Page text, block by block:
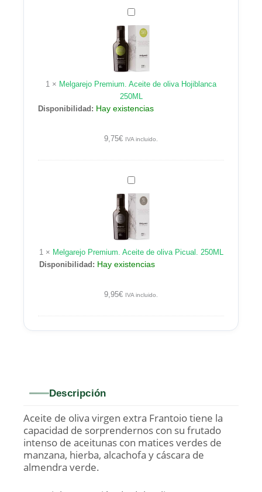
Melgarejo
Premium.
Aceite
de
oliva
Hojiblanca
250ML
1 × Melgarejo Premium. Aceite de oliva Hojiblanca
250ML
Disponibilidad: Hay existencias
9,75€ IVA incluido.
Melgarejo
Premium.
Aceite
de
oliva
Picual.
250ML
1× Melgarejo Premium. Aceite de oliva Picual. 250ML
Disponibilidad: Hay existencias
9,95€ IVA incluido.
Descripción
Aceite de oliva virgen extra Frantoio tiene la
capacidad de sorprendernos con su frutado
intenso de aceitunas con matices verdes de
manzana, hierba, alcachofa y cáscara de
almendra verde.